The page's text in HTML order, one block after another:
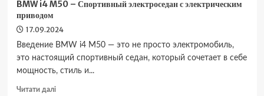
BMW i4 M50 – Спортивный электроседан с электрическим
приводом
17.09.2024
Введение BMW i4 M50 — это не просто электромобиль,
это настоящий спортивный седан, который сочетает в себе
мощность, стиль и...
Читати даліДокладніше